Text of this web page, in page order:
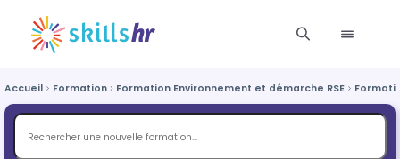
Accueil Formation Formation Environnement et démarche RSE